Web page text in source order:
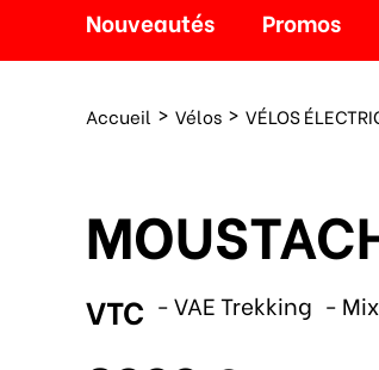
Nouveautés Promos
Accueil Vélos VÉLOS
VTC - VAE Trekking -